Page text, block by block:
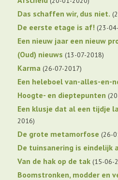
Das schaffen wir, dus niet.
De eerste etage is af! 23-
Een nieuw jaar een nieuw
(Oud) nieuws 13-07-2018
Karma 26-07-2017
Een heleboel van-alles-en-
Hoogte- en dieptepunten
Een klusje dat al een tijdje
2016
De grote metamorfose 26-
De tuinsanering is eindelijk
Van de hak op de tak 15-06-
Boomstronken, modder en